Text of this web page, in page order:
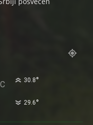
C 30.8°
29.6°